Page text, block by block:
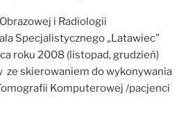
i Radiologii
Specjalistycznego „Latawiec”
roku 2008 (listopad, grudzień)
ze skierowaniem do wykonywania
Komputerowej /pacjenci